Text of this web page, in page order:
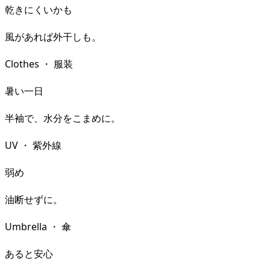
乾きにくいかも
風があれば外干しも。
Clothes ・ 服装
暑い一日
半袖で、水分をこまめに。
UV ・ 紫外線
弱め
油断せずに。
Umbrella ・ 傘
あると安心